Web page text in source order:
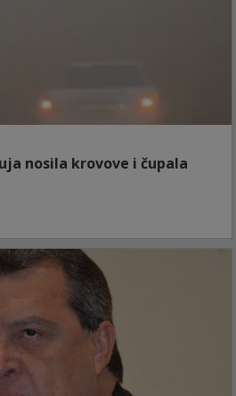
nosila krovove i čupala